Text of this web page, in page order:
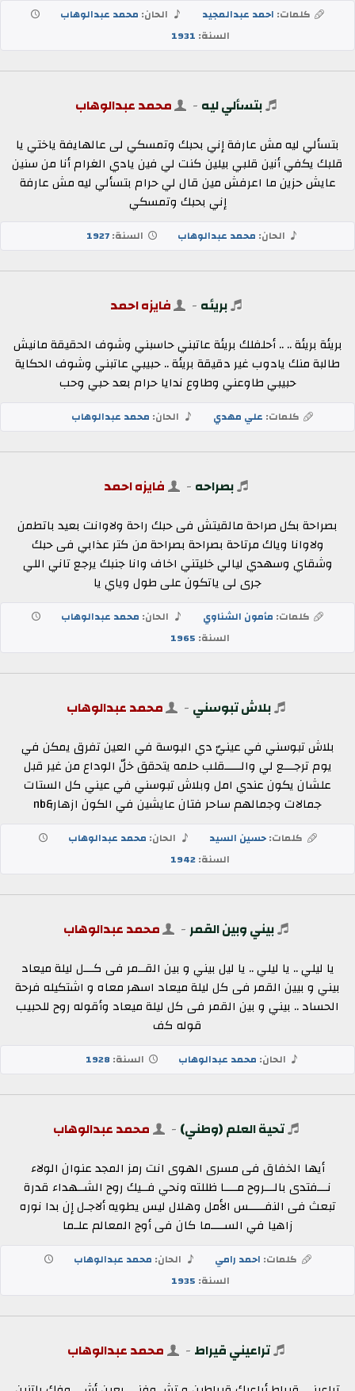
كلمات: احمد عبدالمجيد الحان: محمد عبدالوهاب
السنة: 1931
بتسألي ليه - محمد عبدالوهاب
بتسألي ليه مش عارفة إني بحبك وتمسكي لى عالهايفة ياختي يا
قلبك يكفي أنين قلبي بيلين كنت لي فين يادي الغرام أنا من سنين
عايش حزين ما اعرفش مين قال لي حرام بتسألي ليه مش عارفة
إني بحبك وتمسكي
الحان: محمد عبدالوهاب السنة:1927
بريئه - فايزه احمد
بريئة بريئة .. .. أحلفلك بريئة عاتبني حاسبني وشوف الحقيقة مانيش
طالبة منك يادوب غير دقيقة بريئة .. حبيبي عاتبني وشوف الحكاية
حبيبي طاوعني وطاوع ندايا حرام بعد حبي وحب
كلمات: علي مهدي الحان: محمد عبدالوهاب
بصراحه - فايزه احمد
بصراحة بكل صراحة مالقيتش فى حبك راحة ولاوانت بعيد باتطمن
ولاوانا وياك مرتاحة بصراحة بصراحة من كتر عذابي فى حبك
وشقاي وسهدي ليالي خليتني اخاف وانا جنبك يرجع تاني اللي
جرى لى ياتكون على طول وياي يا
كلمات: مأمون الشناوي الحان: محمد عبدالوهاب
السنة: 1965
بلاش تبوسني - محمد عبدالوهاب
بلاش تبوسني في عينيّ دي البوسة في العين تفرق يمكن في
يوم ترجـــع لي والـــــقلب حلمه يتحقق خلّ الوداع من غير قبل
علشان يكون عندي امل وبلاش تبوسني في عيني كل الستات
جمالات وجمالهم ساحر فتان عايشين في الكون ازهار&nb
كلمات:حسين السيد الحان: محمد عبدالوهاب
السنة:1942
بيني وبين القمر- محمد عبدالوهاب
يا ليلي .. يا ليلي .. يا ليل بيني و بين القــمر فى كـــل ليلة ميعاد
بيني و بيين القمر فى كل ليلة ميعاد اسهر معاه و اشتكيله فرحة
الحساد .. بيني و بين القمر فى كل ليلة ميعاد وأقوله روح للحبيب
قوله كف
الحان: محمد عبدالوهاب السنة:1928
تحية العلم (وطني) - محمد عبدالوهاب
أيها الخفاق فى مسرى الهوى انت رمز المجد عنوان الولاء
نـــفتدى بالـــروح مــــا ظللته ونحي فــيك روح الشــهداء قدرة
تبعث فى النفـــــس الأمل وهلال ليس يطويه ألاجـل إن بدا نوره
زاهيا في الســــما كان فى أوج المعالم علـما
كلمات: احمد رامي الحان: محمد عبدالوهاب
السنة: 1935
تراعيني قيراط - محمد عبدالوهاب